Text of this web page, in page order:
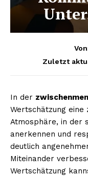
Zuletzt
In der
Wertschätzung
Atmosphäre, in der
anerkennen und
deutlich
Miteinander
Wertschätzung